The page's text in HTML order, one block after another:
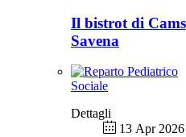
Il bistrot di
Savena
Sociale
Dettagli
13 Apr 2026